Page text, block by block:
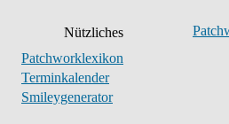
Nützliches
Patchworklexikon
Terminkalender
Smileygenerator